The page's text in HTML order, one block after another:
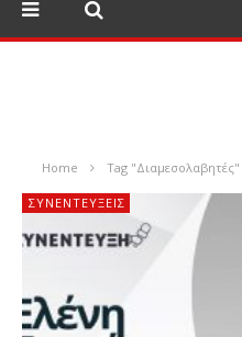
Home Tag "Διαμεσολαβητές"
ΣΥΝΕΝΤΕΎΞΕΙΣ